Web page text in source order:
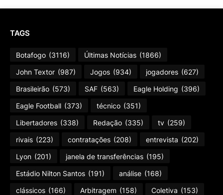
TAGS
Botafogo (3116) Últimas Notícias (1866)
John Textor (987) Jogos (934) jogadores (627)
Brasileirão (573) SAF (563) Eagle Holding (396)
Eagle Football (373) técnico (351)
Libertadores (338) Redação (335) tv (259)
rivais (223) contratações (208) entrevista (202)
Lyon (201) janela de transferências (195)
Estádio Nilton Santos (191) análise (168)
clássicos (166) Arbitragem (158) Coletiva (153)